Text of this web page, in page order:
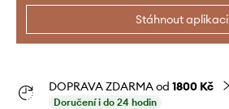
Stáhnout aplikaci
DOPRAVA ZDARMA od 1800 Kč
Doručení i do 24 hodin